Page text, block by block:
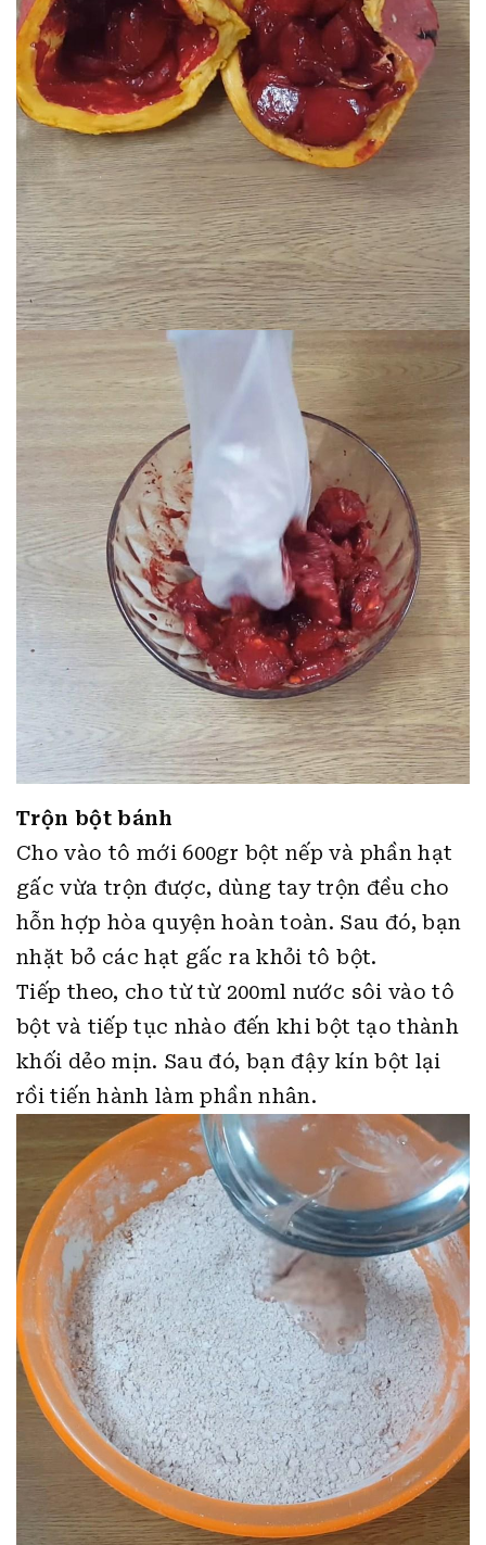
Trộn bột bánh
Cho vào tô mới 600gr bột nếp và phần hạt
gấc vừa trộn được, dùng tay trộn đều cho
hỗn hợp hòa quyện hoàn toàn. Sau đó, bạn
nhặt bỏ các hạt gấc ra khỏi tô bột.
Tiếp theo, cho từ từ 200ml nước sôi vào tô
bột và tiếp tục nhào đến khi bột tạo thành
khối dẻo mịn. Sau đó, bạn đậy kín bột lại
rồi tiến hành làm phần nhân.